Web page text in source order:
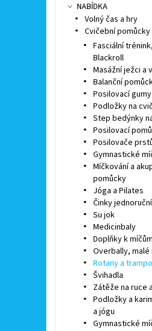
NABÍDKA
Volný čas a hry
Cvičební pomůcky
Fasciální
Blackroll
Masážní ježci a
Balanční
Posilovací gumy
Podložky na
Step bedýnky
Posilovací
Posilovače
Gymnastické
Míčkování a
pomůcky
Jóga a Pilates
Činky jednoruční
Su jok
Medicinbaly
Doplňky k míčům
Overbally, malé
Rotany a
Švihadla
Zátěže na ruce
Podložky a
a jógu
Gymnastické